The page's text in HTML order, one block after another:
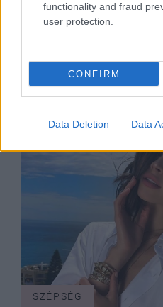
functionality and fraud
user protection.
CONFIRM
Data Deletion Data
Olivia Culpo
a világ legszebb
SZÉPSÉG